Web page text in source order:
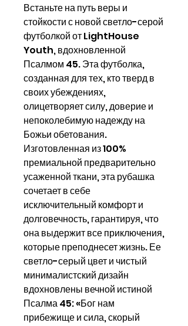
Встаньте на путь веры и
стойкости с новой светло-серой
футболкой от LightHouse
Youth, вдохновленной
Псалмом 45. Эта футболка,
созданная для тех, кто тверд в
своих убеждениях,
олицетворяет силу, доверие и
непоколебимую надежду на
Божьи обетования.
Изготовленная из 100%
премиальной предварительно
усаженной ткани, эта рубашка
сочетает в себе
исключительный комфорт и
долговечность, гарантируя, что
она выдержит все приключения,
которые преподнесет жизнь. Ее
светло-серый цвет и чистый
минималистский дизайн
вдохновлены вечной истиной
Псалма 45: «Бог нам
прибежище и сила, скорый